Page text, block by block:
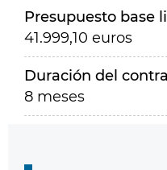
Presupuesto base
41.999,10 euros
Duración del
8 meses